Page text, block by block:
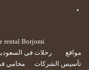
rental Borjomi
مواقع
رحلات في
تأسيس الشركات
محامي